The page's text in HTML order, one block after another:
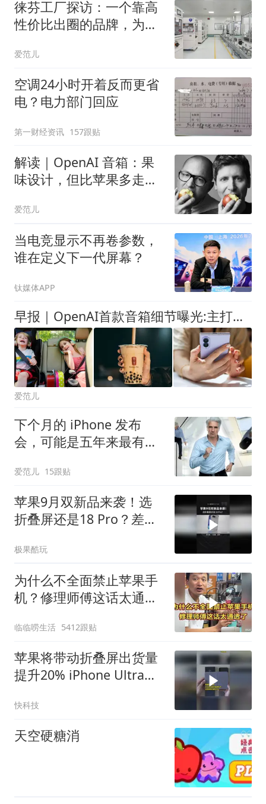
徕芬工厂探访：一个靠高
性价比出圈的品牌，为什
爱范儿
空调24小时开着反而更省
电？电力部门回应
第一财经资讯 157跟贴
解读｜OpenAI 音箱：果
味设计，但比苹果多走一
爱范儿
当电竞显示不再卷参数，
谁在定义下一代屏幕？
钛媒体APP
早报｜OpenAI首款音箱细节曝光:主打「有生命感」的交互/DeepSeek预告将大幅涨价/Switch 2累计销量达2368万台
爱范儿
下个月的 iPhone 发布
会，可能是五年来最有
爱范儿 15跟贴
苹果9月双新品来袭！选
折叠屏还是18 Pro？差距
极果酷玩
为什么不全面禁止苹果手
机？修理师傅这话太通透
临临唠生活 5412跟贴
苹果将带动折叠屏出货量
提升20% iPhone Ultra备
快科技
天空硬糖消